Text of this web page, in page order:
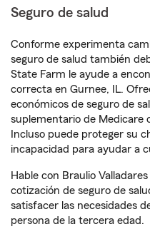
Seguro de salud
Conforme experimenta
seguro de salud también
State Farm le ayude a
correcta en Gurnee, IL.
económicos de seguro de
suplementario de Medicare
Incluso puede proteger su
incapacidad para ayudar a
Hable con Braulio
cotización de seguro de
satisfacer las necesidades
persona de la tercera edad.